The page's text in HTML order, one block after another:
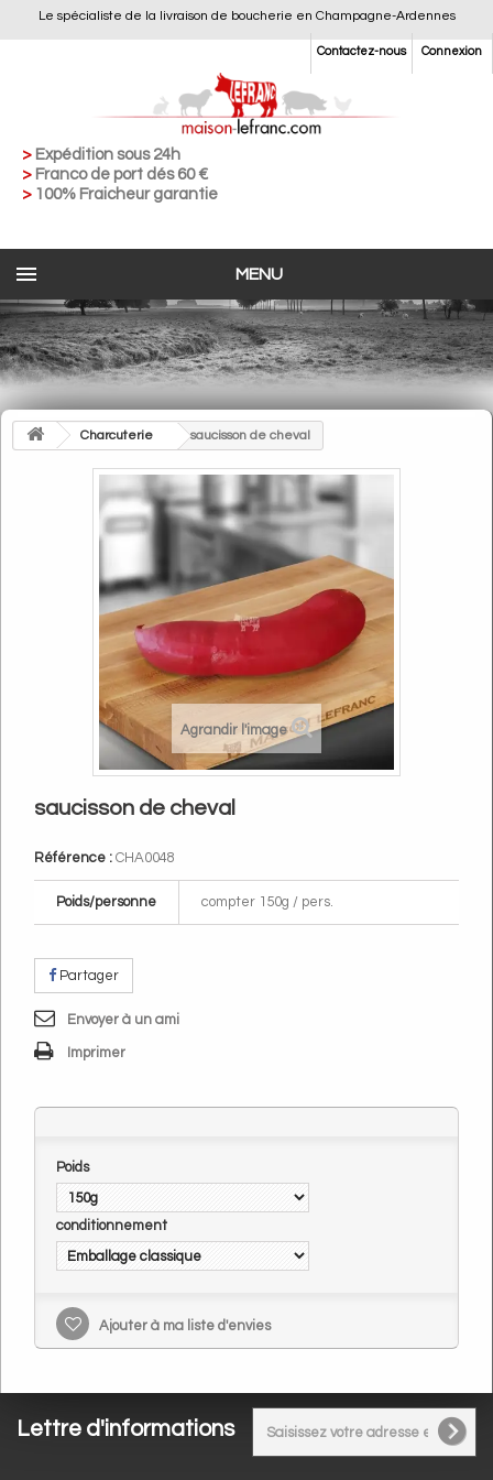
Le spécialiste de la livraison de boucherie en Champagne-Ardennes
Connexion
Contactez-nous
> Expédition sous 24h
> Franco de port dés 60 €
> 100% Fraicheur garantie
MENU
> Charcuterie > saucisson de cheval
Agrandir l'image
saucisson de cheval
Référence : CHA0048
Poids/personne compter 150g / pers.
Partager
Envoyer à un ami
Imprimer
Poids
conditionnement
Ajouter à ma liste d'envies
Lettre d'informations